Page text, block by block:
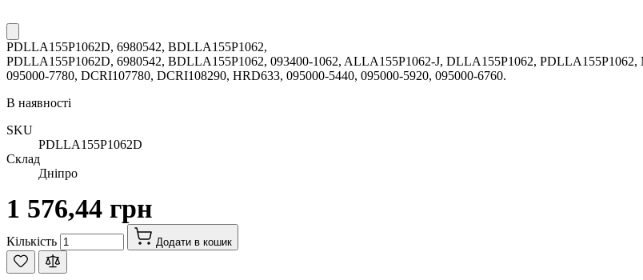
PDLLA155P1062D, 6980542, BDLLA155P1062,
PDLLA155P1062D, 6980542, BDLLA155P1062, 093400-1062, ALLA155P1062-J, DLLA155P1062,
095000-7780, DCRI107780, DCRI108290, HRD633, 095000-5440, 095000-5920, 095000-6760.
В наявності
SKU
PDLLA155P1062D
Склад
Дніпро
1 576,44 грн
Кількість Додати в кошик